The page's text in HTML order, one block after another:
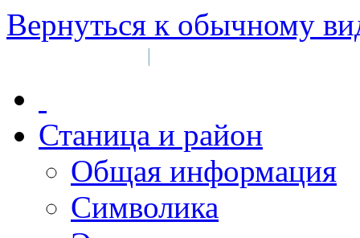
Вернуться к обычному
|
Станица и район
Общая информация
Символика